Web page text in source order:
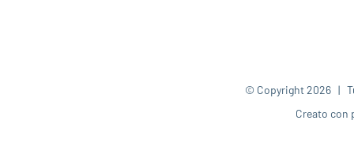
© Copyright2026 |
Creato con